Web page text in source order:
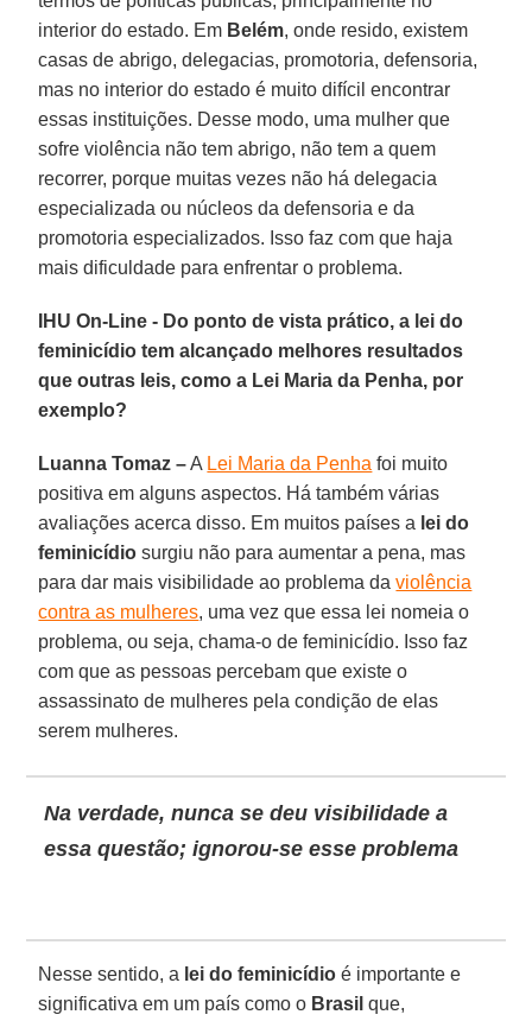
interior do estado. Em Belém, onde resido, existem
casas de abrigo, delegacias, promotoria, defensoria,
mas no interior do estado é muito difícil encontrar
essas instituições. Desse modo, uma mulher que
sofre violência não tem abrigo, não tem a quem
recorrer, porque muitas vezes não há delegacia
especializada ou núcleos da defensoria e da
promotoria especializados. Isso faz com que haja
mais dificuldade para enfrentar o problema.
IHU On-Line - Do ponto de vista prático, a lei do
feminicídio tem alcançado melhores resultados
que outras leis, como a Lei Maria da Penha, por
exemplo?
Luanna Tomaz –A Lei Maria da Penha foi muito
positiva em alguns aspectos. Há também várias
avaliações acerca disso. Em muitos países a lei do
feminicídio surgiu não para aumentar a pena, mas
para dar mais visibilidade ao problema daviolência
contra as mulheres, uma vez que essa lei nomeia o
problema, ou seja, chama-o de feminicídio. Isso faz
com que as pessoas percebam que existe o
assassinato de mulheres pela condição de elas
serem mulheres.
Na verdade, nunca se deu visibilidade a
essa questão; ignorou-se esse problema
Nesse sentido, a lei do feminicídio é importante e
significativa em um país como o Brasil que,